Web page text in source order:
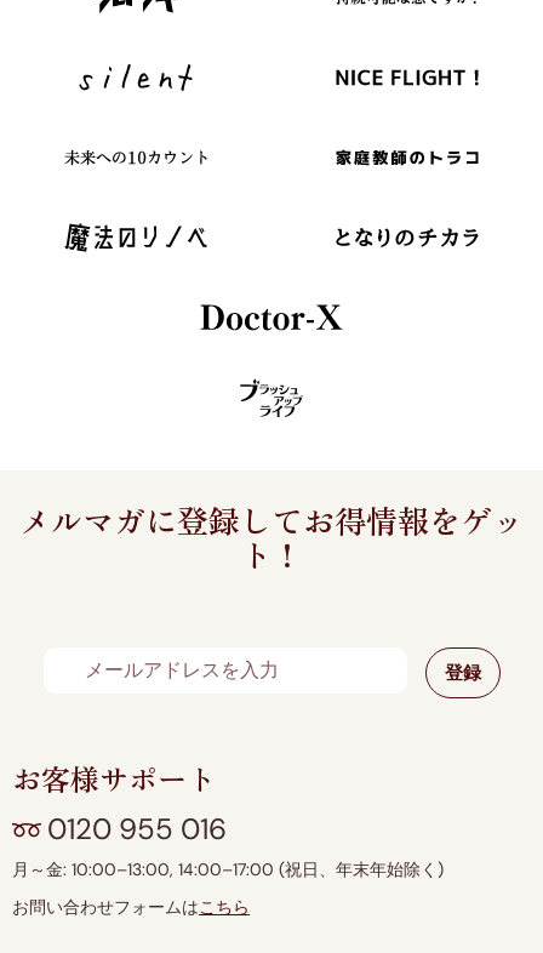
メルマガに登録してお得情報をゲッ
ト！
お客様サポート
0120 955 016
月～金: 10:00–13:00, 14:00–17:00 (祝日、年末年始除く)
お問い合わせフォームはこちら